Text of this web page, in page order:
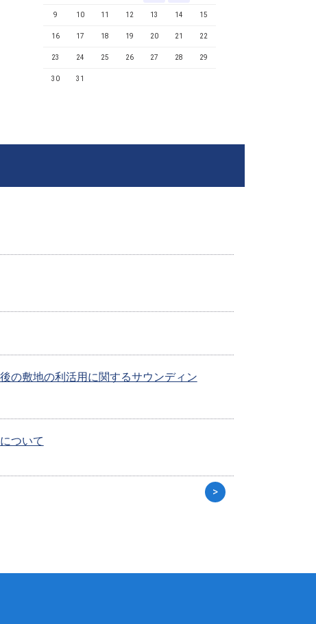
9 10 11 12 13 14 15
16 17 18 19 20 21 22
23 24 25 26 27 28 29
30 31
の敷地の利活用に関するサウンディン
ついて
>